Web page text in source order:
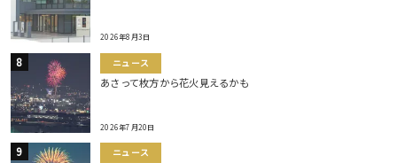
2026年8月3日
ニュース
あさって枚方から花火見えるかも
2026年7月20日
ニュース